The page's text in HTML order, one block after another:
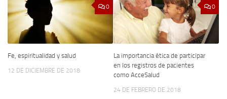
0
Fe, espiritualidad y salud
12 DE DICIEMBRE DE 2018
0
La importancia ética de participar
en los registros de pacientes
como AcceSalud
24 DE FEBRERO DE 2018